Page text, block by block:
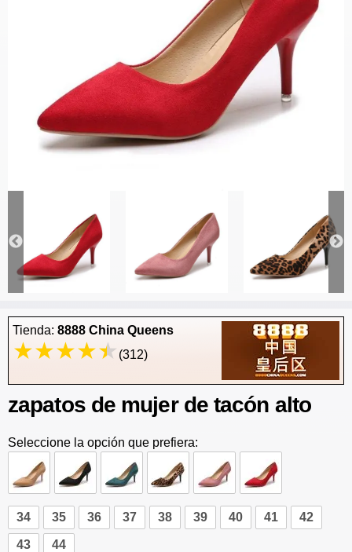
Tienda: 8888 China Queens
(312)
zapatos de mujer de tacón alto
Seleccione la opción que prefiera:
34 35 36 37 38 39 40 41 42
43 44